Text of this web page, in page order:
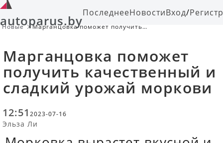
autoparus.byПоследнееНовостиВход/
Новые
Марганцовка поможет получить
Марганцовка поможет
получить качественный и
сладкий урожай моркови
12:51 2023-07-16
Эльза Ли